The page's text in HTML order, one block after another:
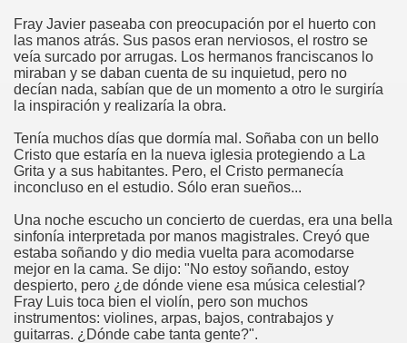
Fray Javier paseaba con preocupación por el huerto con
las manos atrás. Sus pasos eran nerviosos, el rostro se
veía surcado por arrugas. Los hermanos franciscanos lo
miraban y se daban cuenta de su inquietud, pero no
decían nada, sabían que de un momento a otro le surgiría
la inspiración y realizaría la obra.
Tenía muchos días que dormía mal. Soñaba con un bello
Cristo que estaría en la nueva iglesia protegiendo a La
Grita y a sus habitantes. Pero, el Cristo permanecía
inconcluso en el estudio. Sólo eran sueños...
Una noche escucho un concierto de cuerdas, era una bella
sinfonía interpretada por manos magistrales. Creyó que
estaba soñando y dio media vuelta para acomodarse
mejor en la cama. Se dijo: "No estoy soñando, estoy
despierto, pero ¿de dónde viene esa música celestial?
Fray Luis toca bien el violín, pero son muchos
instrumentos: violines, arpas, bajos, contrabajos y
guitarras. ¿Dónde cabe tanta gente?".